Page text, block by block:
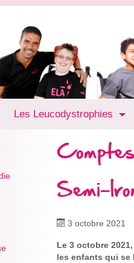
Les Leucodystrophies
Semi-
3 octobre 2021
Le 3 octobre
les enfants qui